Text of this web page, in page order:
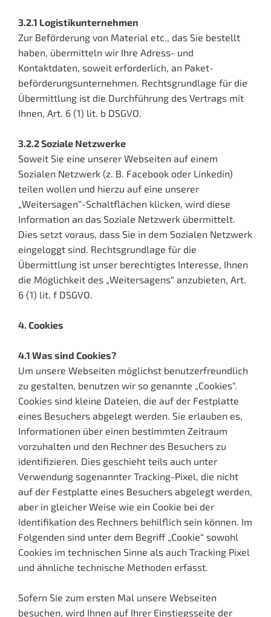
3.2.1 Logistikunternehmen
Zur Beförderung von Material etc., das Sie bestellt
haben, übermitteln wir Ihre Adress- und
Kontaktdaten, soweit erforderlich, an Paket­
beförderungs­unternehmen. Rechtsgrundlage für die
Übermittlung ist die Durchführung des Vertrags mit
Ihnen, Art. 6 (1) lit. b DSGVO.
3.2.2 Soziale Netzwerke
Soweit Sie eine unserer Webseiten auf einem
Sozialen Netzwerk (z. B. Facebook oder Linkedin)
teilen wollen und hierzu auf eine unserer
„Weitersagen“-Schaltflächen klicken, wird diese
Information an das Soziale Netzwerk übermittelt.
Dies setzt voraus, dass Sie in dem Sozialen Netzwerk
eingeloggt sind. Rechtsgrundlage für die
Übermittlung ist unser berechtigtes Interesse, Ihnen
die Möglichkeit des „Weitersagens“ anzubieten, Art.
6 (1) lit. f DSGVO.
4. Cookies
4.1 Was sind Cookies?
Um unsere Webseiten möglichst benutzerfreundlich
zu gestalten, benutzen wir so genannte „Cookies“.
Cookies sind kleine Dateien, die auf der Festplatte
eines Besuchers abgelegt werden. Sie erlauben es,
Informationen über einen bestimmten Zeitraum
vorzuhalten und den Rechner des Besuchers zu
identifizieren. Dies geschieht teils auch unter
Verwendung sogenannter Tracking-Pixel, die nicht
auf der Festplatte eines Besuchers abgelegt werden,
aber in gleicher Weise wie ein Cookie bei der
Identifikation des Rechners behilflich sein können. Im
Folgenden sind unter dem Begriff „Cookie“ sowohl
Cookies im technischen Sinne als auch Tracking Pixel
und ähnliche technische Methoden erfasst.
Sofern Sie zum ersten Mal unsere Webseiten
besuchen, wird Ihnen auf Ihrer Einstiegsseite der